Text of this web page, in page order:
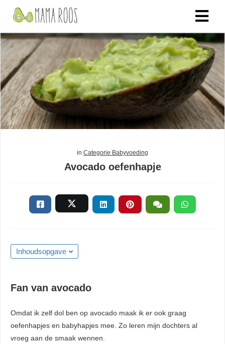
in Categorie Babyvoeding
Avocado oefenhapje
Inhoudsopgave
Fan van avocado
Omdat ik zelf dol ben op avocado maak ik er ook graag
oefenhapjes en babyhapjes mee. Zo leren mijn dochters al
vroeg aan de smaak wennen.